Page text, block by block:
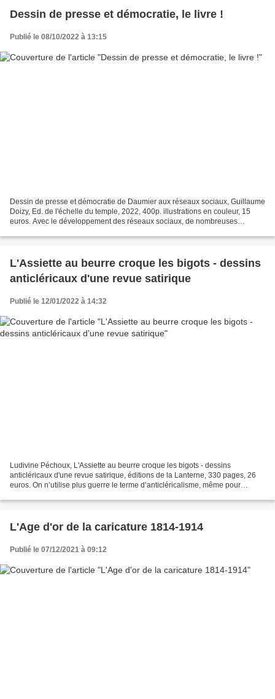
Dessin de presse et démocratie, le livre !
Publié le 08/10/2022 à 13:15
Dessin de presse et démocratie de Daumier aux réseaux sociaux, Guillaume
Doizy, Ed. de l'échelle du temple, 2022, 400p. illustrations en couleur, 15
euros. Avec le développement des réseaux sociaux, de nombreuses
L'Assiette au beurre croque les bigots - dessins
anticléricaux d'une revue satirique
Publié le 12/01/2022 à 14:32
Ludivine Péchoux, L'Assiette au beurre croque les bigots - dessins
anticléricaux d'une revue satirique, éditions de la Lanterne, 330 pages, 26
euros. On n’utilise plus guerre le terme d’anticléricalisme, même pour
L'Age d'or de la caricature 1814-1914
Publié le 07/12/2021 à 09:12